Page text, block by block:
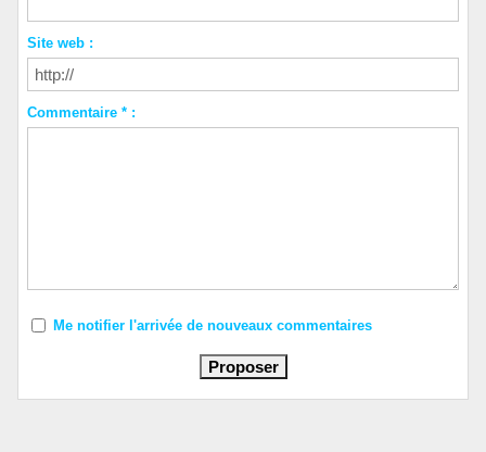
Site web :
Commentaire * :
Me notifier l'arrivée de nouveaux commentaires